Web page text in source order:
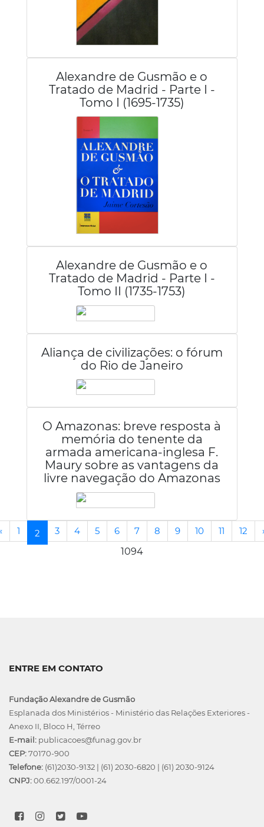
Alexandre de Gusmão e o
Tratado de Madrid - Parte I -
Tomo I (1695-1735)
Alexandre de Gusmão e o
Tratado de Madrid - Parte I -
Tomo II (1735-1753)
Aliança de civilizações: o fórum
do Rio de Janeiro
O Amazonas: breve resposta à
memória do tenente da
armada americana-inglesa F.
Maury sobre as vantagens da
livre navegação do Amazonas
1 2(current)
3 4 5 6 7 8 9 10 11 12
1094
ENTRE EM CONTATO
Fundação Alexandre de Gusmão
Esplanada dos Ministérios - Ministério das Relações Exteriores -
Anexo II, Bloco H, Térreo
E-mail: publicacoes@funag.gov.br
CEP:70170-900
Telefone: (61)2030-9132 | (61) 2030-6820 | (61) 2030-9124
CNPJ:00.662.197/0001-24